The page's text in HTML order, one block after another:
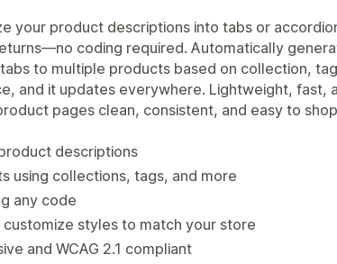
your product descriptions into tabs or
coding required. Automatically
to multiple products based on collection,
and it updates everywhere. Lightweight, fast,
pages clean, consistent, and easy to
descriptions
using collections, tags, and more
any code
styles to match your store
and WCAG 2.1 compliant